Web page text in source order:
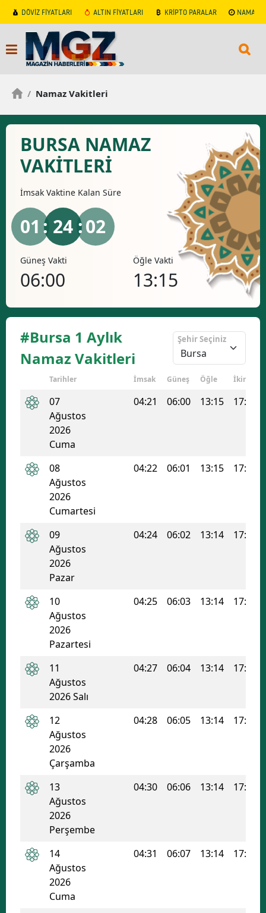
DÖVİZ FİYATLARI ALTIN FİYATLARI KRİPTO PARALAR NAMAZ
/ Namaz Vakitleri
BURSA NAMAZ
VAKİTLERİ
İmsak Vaktine Kalan Süre
01 : 24 :02
Güneş Vakti
06:00
Öğle Vakti
13:15
#Bursa 1 Aylık
Namaz Vakitleri
Şehir Seçiniz
Tarihler İmsak Güneş Öğle İkindi
07
Ağustos
2026
Cuma
04:21 06:00 13:15 17:06
08
Ağustos
2026
Cumartesi
04:22 06:01 13:15 17:05
09
Ağustos
2026
Pazar
04:24 06:02 13:14 17:05
10
Ağustos
2026
Pazartesi
04:25 06:03 13:14 17:04
11
Ağustos
2026 Salı
04:27 06:04 13:14 17:04
12
Ağustos
2026
Çarşamba
04:28 06:05 13:14 17:03
13
Ağustos
2026
Perşembe
04:30 06:06 13:14 17:03
14
Ağustos
2026
Cuma
04:31 06:07 13:14 17:02